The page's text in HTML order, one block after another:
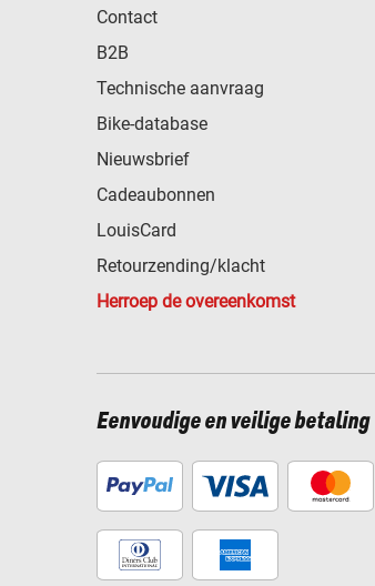
Contact
B2B
Technische aanvraag
Bike-database
Nieuwsbrief
Cadeaubonnen
LouisCard
Retourzending/klacht
Herroep de overeenkomst
Eenvoudige en veilige betaling